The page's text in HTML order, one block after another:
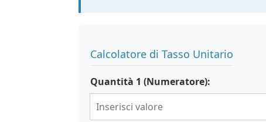
Calcolatore di Tasso Unitario
Quantità 1 (Numeratore):